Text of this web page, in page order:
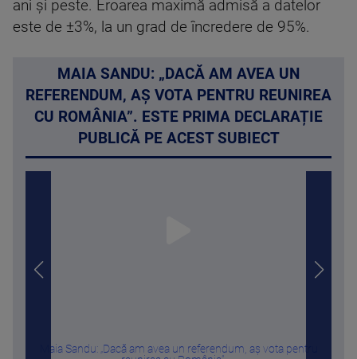
ani şi peste. Eroarea maximă admisă a datelor
este de ±3%, la un grad de încredere de 95%.
MAIA SANDU: „DACĂ AM AVEA UN
REFERENDUM, AŞ VOTA PENTRU REUNIREA
CU ROMÂNIA”. ESTE PRIMA DECLARAȚIE
PUBLICĂ PE ACEST SUBIECT
Maia Sandu: „Dacă am avea un referendum, aş vota pentru